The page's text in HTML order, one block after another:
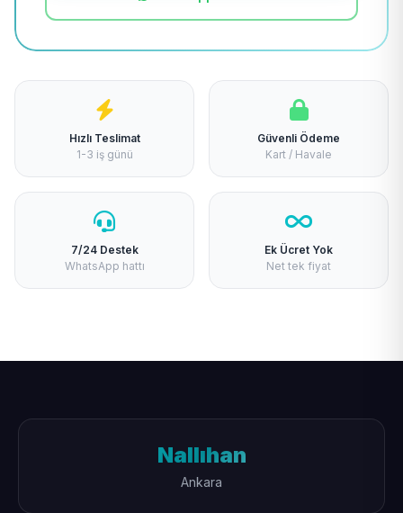
Hızlı Teslimat
1-3 iş günü
Güvenli Ödeme
Kart / Havale
7/24 Destek
WhatsApp hattı
Ek Ücret Yok
Net tek fiyat
Nallıhan
Ankara